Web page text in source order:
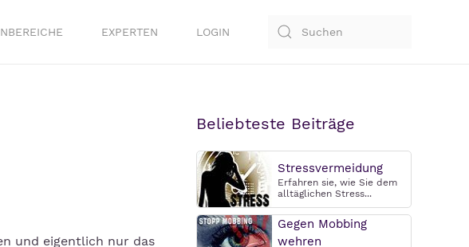
EXPERTEN LOGIN
und eigentlich nur das
Beliebteste Beiträge
Stressvermeidung
Erfahren sie, wie Sie dem
alltäglichen Stress...
Gegen Mobbing
wehren